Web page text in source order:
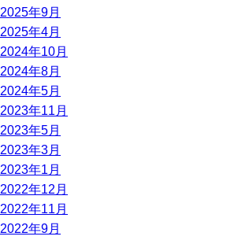
2025年9月
2025年4月
2024年10月
2024年8月
2024年5月
2023年11月
2023年5月
2023年3月
2023年1月
2022年12月
2022年11月
2022年9月